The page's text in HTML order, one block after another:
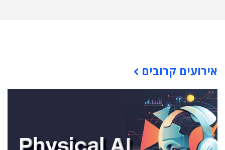
אירועים קרובים